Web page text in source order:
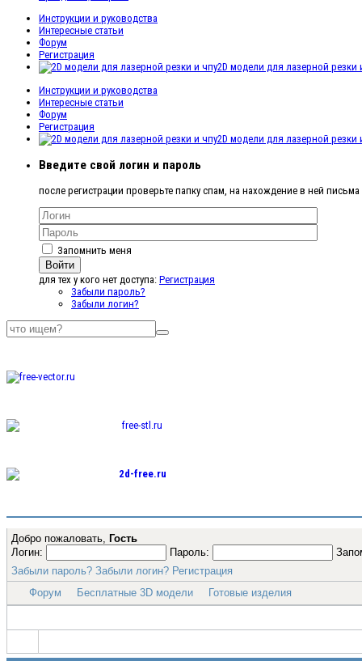
Инструкции и руководства
Интересные статьи
Форум
Регистрация
2D модели для лазерной резки
Инструкции и руководства
Интересные статьи
Форум
Регистрация
2D модели для лазерной резки
Введите свой логин и пароль
после регистрации проверьте папку спам, на нахождение в ней письма
Запомнить меня
Войти
для тех у кого нет доступа: Регистрация
Забыли пароль?
Забыли логин?
Добро пожаловать, Гость
Логин:
Пароль:
Забыли пароль? Забыли логин? Регистрация
Форум
Бесплатные 3D модели Готовые изделия